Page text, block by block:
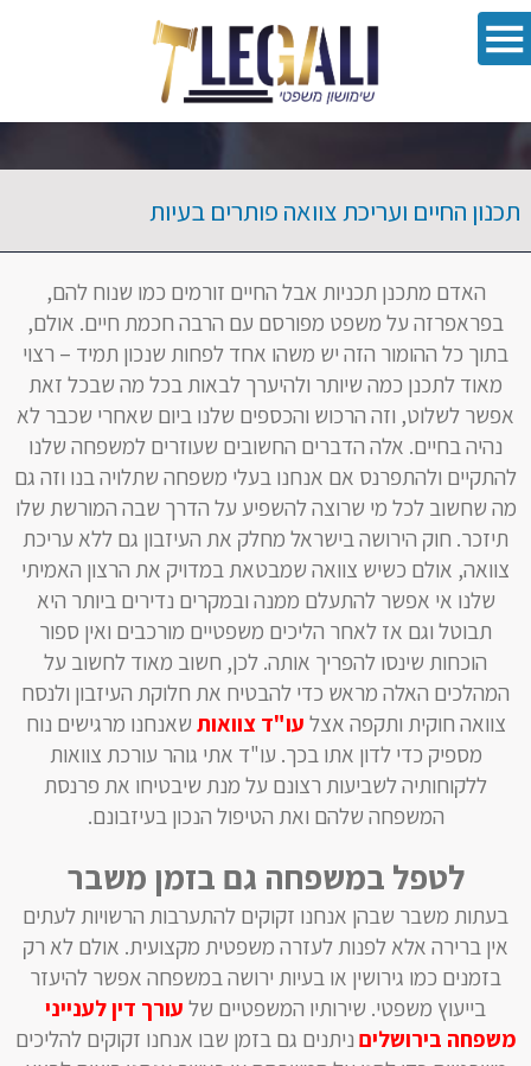
תכנון החיים ועריכת צוואה פותרים בעיות
האדם מתכנן תכניות אבל החיים זורמים כמו שנוח להם,
בפראפרזה על משפט מפורסם עם הרבה חכמת חיים. אולם,
בתוך כל ההומור הזה יש משהו אחד לפחות שנכון תמיד – רצוי
מאוד לתכנן כמה שיותר ולהיערך לבאות בכל מה שבכל זאת
אפשר לשלוט, וזה הרכוש והכספים שלנו ביום שאחרי שכבר לא
נהיה בחיים. אלה הדברים החשובים שעוזרים למשפחה שלנו
להתקיים ולהתפרנס אם אנחנו בעלי משפחה שתלויה בנו וזה גם
מה שחשוב לכל מי שרוצה להשפיע על הדרך שבה המורשת שלו
תיזכר. חוק הירושה בישראל מחלק את העיזבון גם ללא עריכת
צוואה, אולם כשיש צוואה שמבטאת במדויק את הרצון האמיתי
שלנו אי אפשר להתעלם ממנה ובמקרים נדירים ביותר היא
תבוטל וגם אז לאחר הליכים משפטיים מורכבים ואין ספור
הוכחות שינסו להפריך אותה. לכן, חשוב מאוד לחשוב על
המהלכים האלה מראש כדי להבטיח את חלוקת העיזבון ולנסח
צוואה חוקית ותקפה אצל עו"ד צוואות שאנחנו מרגישים נוח
מספיק כדי לדון אתו בכך. עו"ד אתי גוהר עורכת צוואות
ללקוחותיה לשביעות רצונם על מנת שיבטיחו את פרנסת
המשפחה שלהם ואת הטיפול הנכון בעיזבונם.
לטפל במשפחה גם בזמן משבר
בעתות משבר שבהן אנחנו זקוקים להתערבות הרשויות לעתים
אין ברירה אלא לפנות לעזרה משפטית מקצועית. אולם לא רק
בזמנים כמו גירושין או בעיות ירושה במשפחה אפשר להיעזר
בייעוץ משפטי. שירותיו המשפטיים של עורך דין לענייני
משפחה בירושלים ניתנים גם בזמן שבו אנחנו זקוקים להליכים